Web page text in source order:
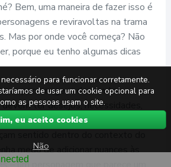
Bem, uma maneira de fazer isso é
e reviravoltas na trama
Mas por onde você começa? Não
porque eu tenho algumas dicas
personagens devem ter
ter desejos, necessidades,
Dê a eles histórias de fundo e
medo de adicionar nuances às
para funcionar corretamente.
de usar um cookie opcional para
as pessoas usam o site.
eu aceito cookies
Não